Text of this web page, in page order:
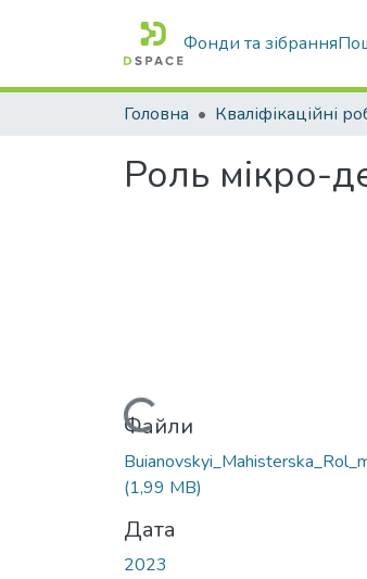
Фонди та зібрання
Головна Кваліфікаційні
Роль мікро-
Вантажиться...
Файли
(1,99 MB)
Дата
2023